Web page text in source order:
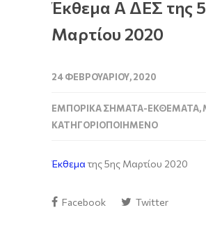
Έκθεμα Α ΔΕΣ της
Μαρτίου 2020
24 ΦΕΒΡΟΥΑΡΊΟΥ, 2020
ΕΜΠΟΡΙΚΆ ΣΉΜΑΤΑ-ΕΚΘΈΜΑΤΑ,
ΚΑΤΗΓΟΡΙΟΠΟΙΗΜΈΝΟ
Έκθεμα της 5ης Μαρτίου 2020
Facebook Twitter